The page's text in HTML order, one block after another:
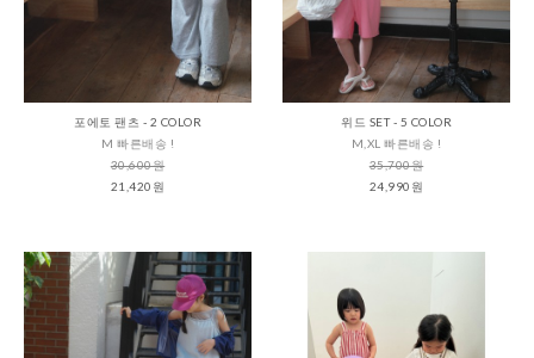
포에토 팬츠 - 2 COLOR
M 빠른배송 !
30,600원
21,420원
위드 SET - 5 COLOR
M,XL 빠른배송 !
35,700원
24,990원